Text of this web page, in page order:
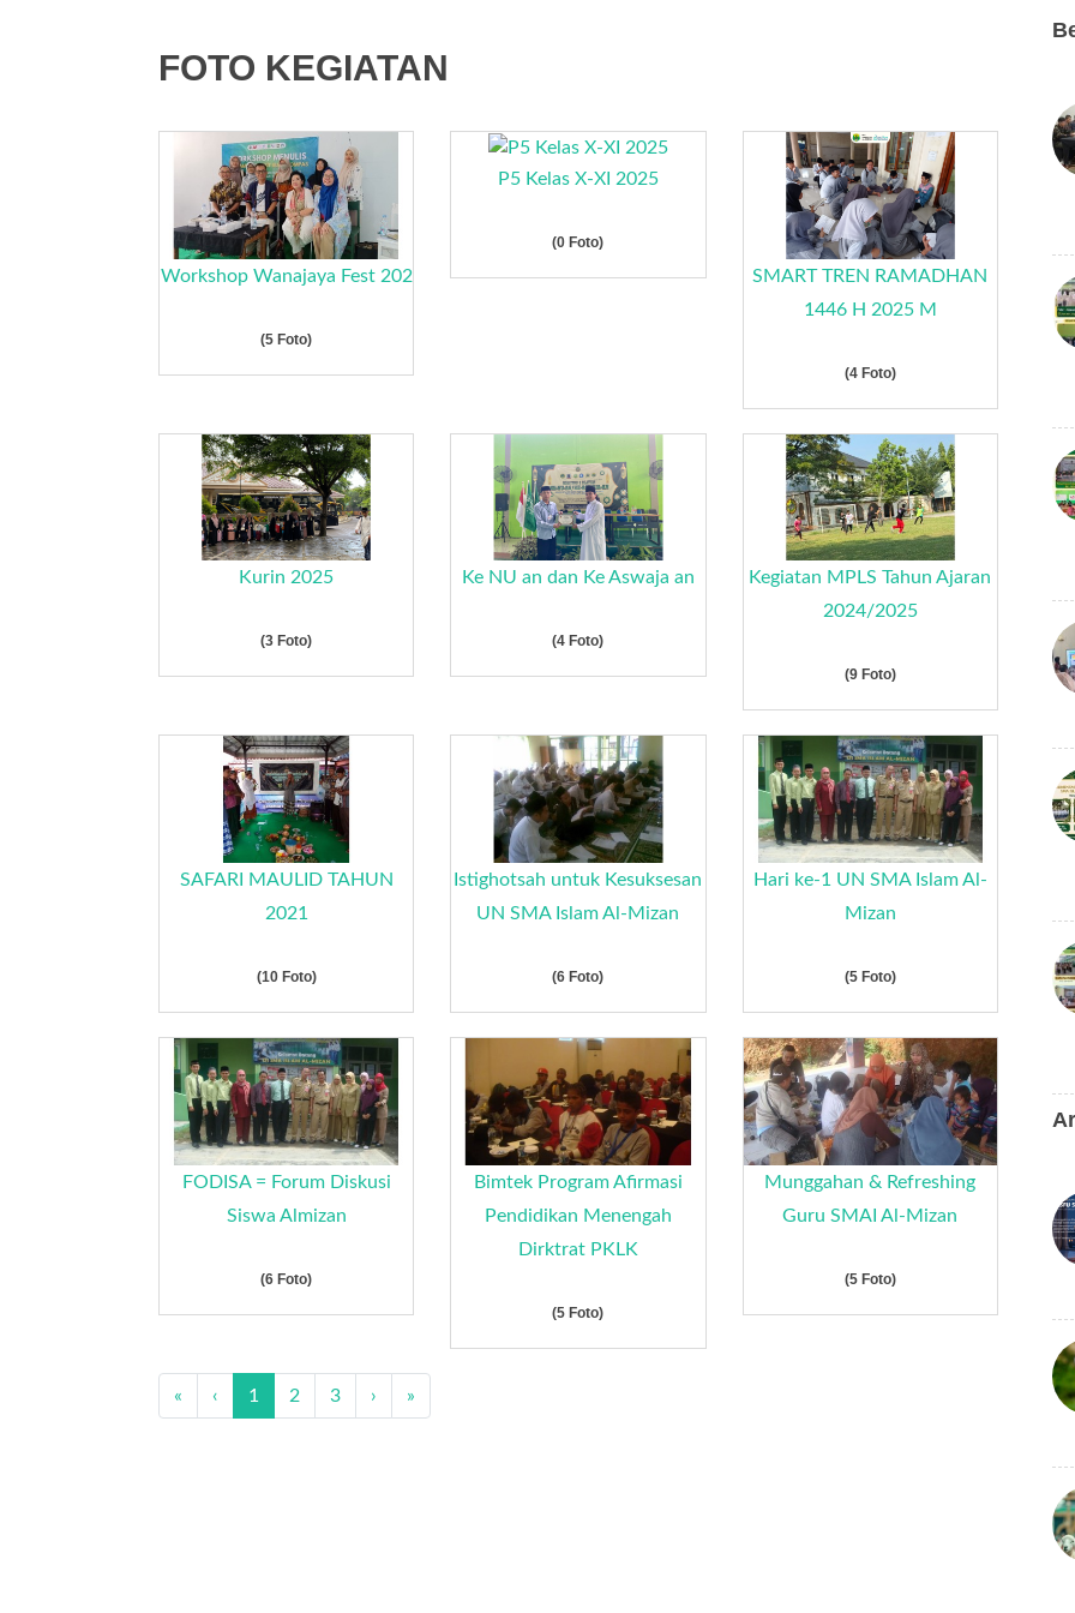
FOTO KEGIATAN
Workshop Wanajaya Fest 202
(5 Foto)
P5 Kelas X-XI 2025
(0 Foto)
SMART TREN RAMADHAN
1446 H 2025 M
(4 Foto)
Kurin 2025
(3 Foto)
Ke NU an dan Ke Aswaja an
(4 Foto)
Kegiatan MPLS Tahun Ajaran
2024/2025
(9 Foto)
SAFARI MAULID TAHUN
2021
(10 Foto)
Istighotsah untuk Kesuksesan
UN SMA Islam Al-Mizan
(6 Foto)
Hari ke-1 UN SMA Islam Al-
Mizan
(5 Foto)
FODISA = Forum Diskusi
Siswa Almizan
(6 Foto)
Bimtek Program Afirmasi
Pendidikan Menengah
Dirktrat PKLK
(5 Foto)
Munggahan & Refreshing
Guru SMAI Al-Mizan
(5 Foto)
« ‹ 1 2 3 › »